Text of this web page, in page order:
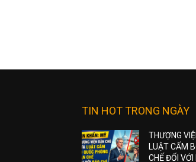
TIN HOT TRONG NGÀY
THƯỢNG
LUẬT CẤM
CHẾ ĐỐI VỚI